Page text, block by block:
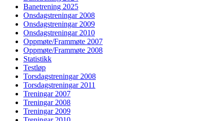
Banetrening 2025
Onsdagstreningar 2008
Onsdagstreningar 2009
Onsdagstreningar 2010
Oppmøte/Frammøte 2007
Oppmøte/Frammøte 2008
Statistikk
Testløp
Torsdagstreningar 2008
Torsdagstreningar 2011
Treningar 2007
Treningar 2008
Treningar 2009